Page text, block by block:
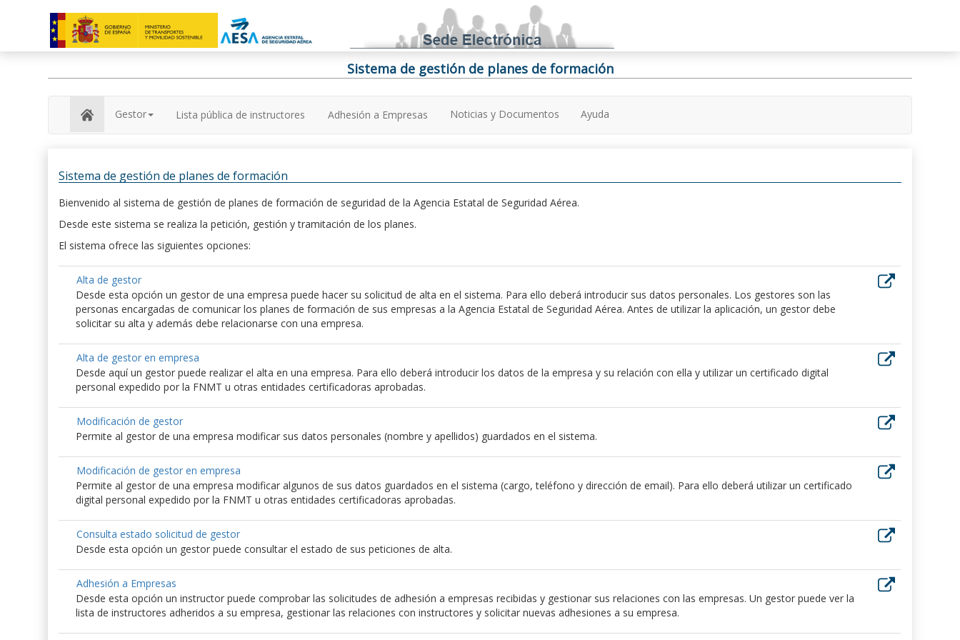
Sistema de gestión de planes de formación
Gestor Lista pública de instructores Adhesión a Empresas Noticias y Documentos Ayuda
Sistema de gestión de planes de formación
Bienvenido al sistema de gestión de planes de formación de seguridad de la Agencia Estatal de Seguridad Aérea.
Desde este sistema se realiza la petición, gestión y tramitación de los planes.
El sistema ofrece las siguientes opciones:
Alta de gestor
Desde esta opción un gestor de una empresa puede hacer su solicitud de alta en el sistema. Para ello deberá introducir sus datos personales. Los gestores son las
personas encargadas de comunicar los planes de formación de sus empresas a la Agencia Estatal de Seguridad Aérea. Antes de utilizar la aplicación, un gestor debe
solicitar su alta y además debe relacionarse con una empresa.
Alta de gestor en empresa
Desde aquí un gestor puede realizar el alta en una empresa. Para ello deberá introducir los datos de la empresa y su relación con ella y utilizar un certificado digital
personal expedido por la FNMT u otras entidades certificadoras aprobadas.
Modificación de gestor
Permite al gestor de una empresa modificar sus datos personales (nombre y apellidos) guardados en el sistema.
Modificación de gestor en empresa
Permite al gestor de una empresa modificar algunos de sus datos guardados en el sistema (cargo, teléfono y dirección de email). Para ello deberá utilizar un certificado
digital personal expedido por la FNMT u otras entidades certificadoras aprobadas.
Consulta estado solicitud de gestor
Desde esta opción un gestor puede consultar el estado de sus peticiones de alta.
Adhesión a Empresas
Desde esta opción un instructor puede comprobar las solicitudes de adhesión a empresas recibidas y gestionar sus relaciones con las empresas. Un gestor puede ver la
lista de instructores adheridos a su empresa, gestionar las relaciones con instructores y solicitar nuevas adhesiones a su empresa.